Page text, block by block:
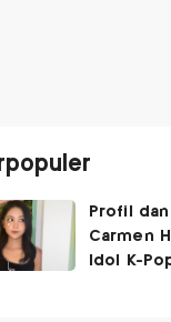
Profil
Carmen
Idol K-